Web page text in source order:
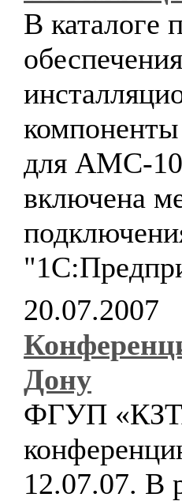
В каталоге
для АМС-
включена
20.07.2007
Дону
ФГУП
12.07.07. В